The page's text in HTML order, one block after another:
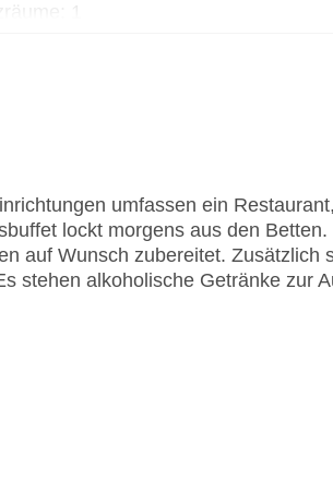
1
umfassen ein
lockt morgens aus den
auf Wunsch zubereitet. Zusätzlich
stehen alkoholische Getränke zur